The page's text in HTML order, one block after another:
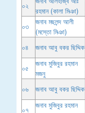
০২
রহমান (কালা মিঞা)
০৩
জনাব মছলন্দ আলী
(মস্তো মিঞা)
০৪
জনাব আবু বকর ছিদ্দিক
০৫
জনাব মুজিবুর রহমান
মজনু
০৬
জনাব আবু বকর ছিদ্দিক
০৭
জনাব মুজিবুর রহমান